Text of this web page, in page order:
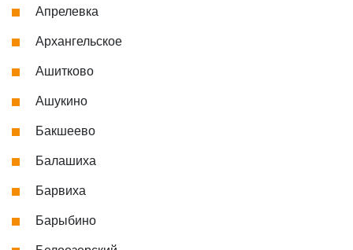
Апрелевка
Архангельское
Ашитково
Ашукино
Бакшеево
Балашиха
Барвиха
Барыбино